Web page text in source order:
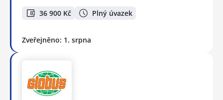
36 900 Kč Plný úvazek
Zveřejněno: 1. srpna